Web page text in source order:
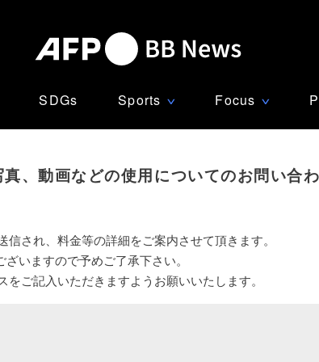
SDGs Sports ∨ Focus ∨
真、動画などの使用についてのお問い合
され、料金等の詳細をご案内させて頂きます。
いますので予めご了承下さい。
ご記入いただきますようお願いいたします。